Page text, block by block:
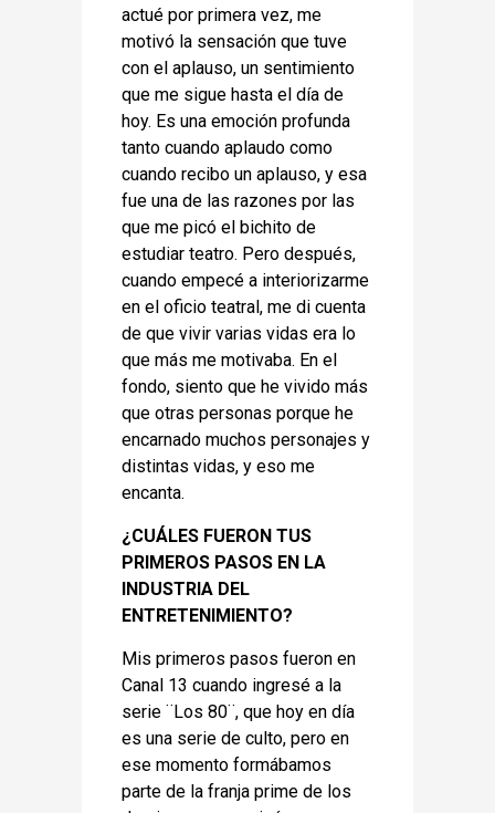
actué por primera vez, me
motivó la sensación que tuve
con el aplauso, un sentimiento
que me sigue hasta el día de
hoy. Es una emoción profunda
tanto cuando aplaudo como
cuando recibo un aplauso, y esa
fue una de las razones por las
que me picó el bichito de
estudiar teatro. Pero después,
cuando empecé a interiorizarme
en el oficio teatral, me di cuenta
de que vivir varias vidas era lo
que más me motivaba. En el
fondo, siento que he vivido más
que otras personas porque he
encarnado muchos personajes y
distintas vidas, y eso me
encanta.
¿CUÁLES FUERON TUS
PRIMEROS PASOS EN LA
INDUSTRIA DEL
ENTRETENIMIENTO?
Mis primeros pasos fueron en
Canal 13 cuando ingresé a la
serie ¨Los 80¨, que hoy en día
es una serie de culto, pero en
ese momento formábamos
parte de la franja prime de los